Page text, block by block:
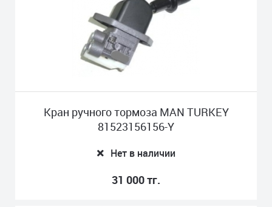
Кран ручного тормоза MAN TURKEY
81523156156-Y
Нет в наличии
31 000 тг.